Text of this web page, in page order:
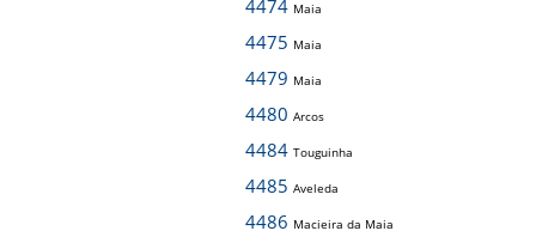
4474 Maia
4475 Maia
4479 Maia
4480 Arcos
4484 Touguinha
4485 Aveleda
4486 Macieira da Maia